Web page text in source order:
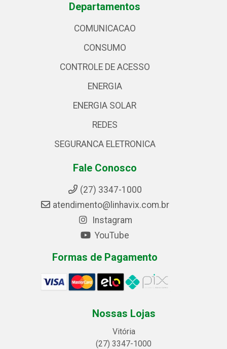
Departamentos
COMUNICACAO
CONSUMO
CONTROLE DE ACESSO
ENERGIA
ENERGIA SOLAR
REDES
SEGURANCA ELETRONICA
Fale Conosco
(27) 3347-1000
atendimento@linhavix.com.br
Instagram
YouTube
Formas de Pagamento
Nossas Lojas
Vitória
(27) 3347-1000